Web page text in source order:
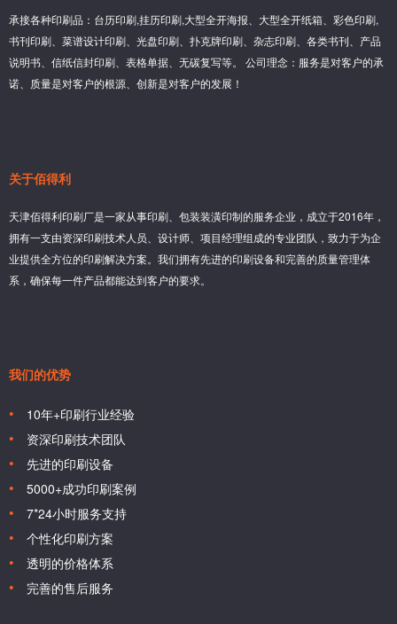
承接各种印刷品：台历印刷,挂历印刷,大型全开海报、大型全开纸箱、彩色印刷,
书刊印刷、菜谱设计印刷、光盘印刷、扑克牌印刷、杂志印刷、各类书刊、产品
说明书、信纸信封印刷、表格单据、无碳复写等。 公司理念：服务是对客户的承
诺、质量是对客户的根源、创新是对客户的发展！
关于佰得利
天津佰得利印刷厂是一家从事印刷、包装装潢印制的服务企业，成立于2016年，
拥有一支由资深印刷技术人员、设计师、项目经理组成的专业团队，致力于为企
业提供全方位的印刷解决方案。我们拥有先进的印刷设备和完善的质量管理体
系，确保每一件产品都能达到客户的要求。
我们的优势
10年+印刷行业经验
资深印刷技术团队
先进的印刷设备
5000+成功印刷案例
7*24小时服务支持
个性化印刷方案
透明的价格体系
完善的售后服务